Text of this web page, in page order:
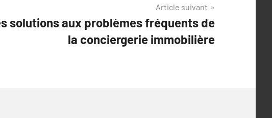
Article suivant
solutions aux problèmes fréquents de
la conciergerie immobilière